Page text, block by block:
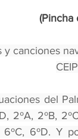
(Pincha
y canciones
del
2ºA, 2ºB,
6ºC, 6ºD. Y